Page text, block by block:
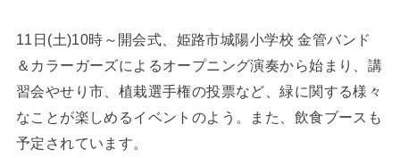
11日(土)10時～開会式、姫路市城陽小学校 金管バンド
＆カラーガーズによるオープニング演奏から始まり、講
習会やせり市、植栽選手権の投票など、緑に関する様々
なことが楽しめるイベントのよう。また、飲食ブースも
予定されています。